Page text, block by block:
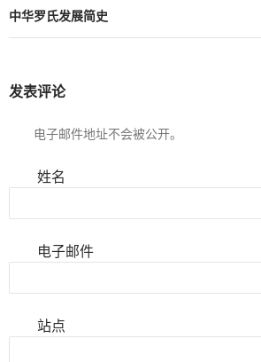
中华罗氏发展简史
发表评论
电子邮件地址不会被公开。
姓名
电子邮件
站点